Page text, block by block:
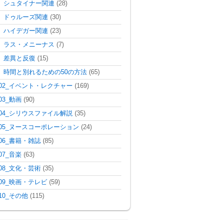
シュタイナー関連 (28)
ドゥルーズ関連 (30)
ハイデガー関連 (23)
ラス・メニーナス (7)
差異と反復 (15)
時間と別れるための50の方法 (65)
イベント・レクチャー (169)
動画 (90)
シリウスファイル解説 (35)
ヌースコーポレーション (24)
書籍・雑誌 (85)
音楽 (63)
文化・芸術 (35)
映画・テレビ (59)
その他 (115)